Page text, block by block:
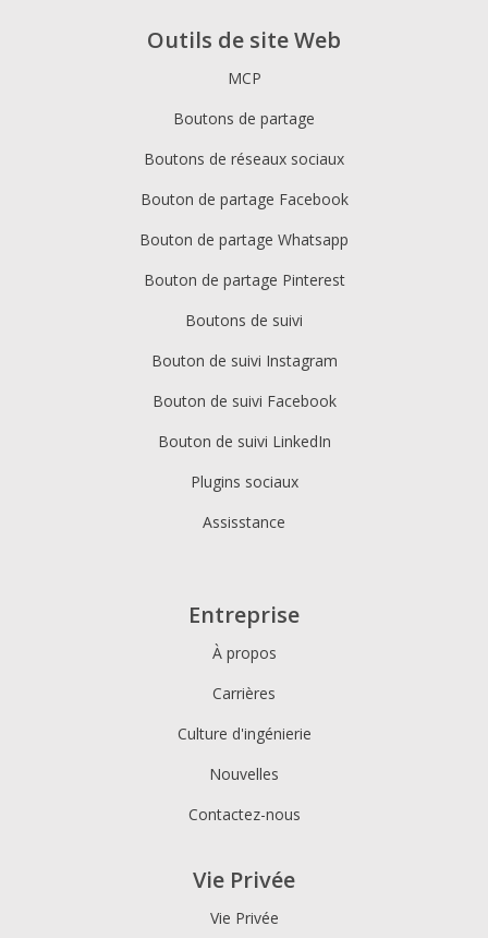
Outils de site Web
MCP
Boutons de partage
Boutons de réseaux sociaux
Bouton de partage Facebook
Bouton de partage Whatsapp
Bouton de partage Pinterest
Boutons de suivi
Bouton de suivi Instagram
Bouton de suivi Facebook
Bouton de suivi LinkedIn
Plugins sociaux
Assisstance
Entreprise
À propos
Carrières
Culture d'ingénierie
Nouvelles
Contactez-nous
Vie Privée
Vie Privée